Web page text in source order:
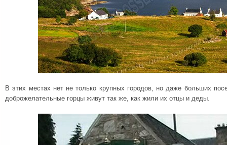
В этих местах нет не только крупных городов, но даже больших
доброжелательные горцы живут так же, как жили их отцы и деды.